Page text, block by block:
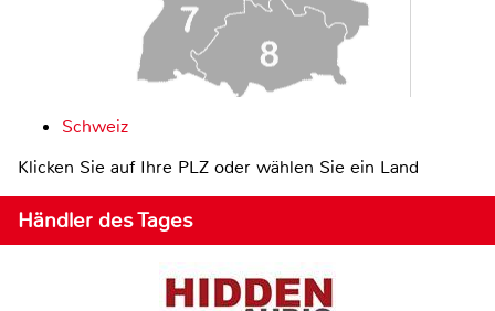
Schweiz
Klicken Sie auf Ihre PLZ oder wählen Sie ein Land
Händler des Tages